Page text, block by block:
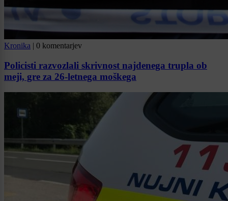
Kronika | 0 komentarjev
Policisti razvozlali skrivnost najdenega trupla ob
meji, gre za 26-letnega moškega